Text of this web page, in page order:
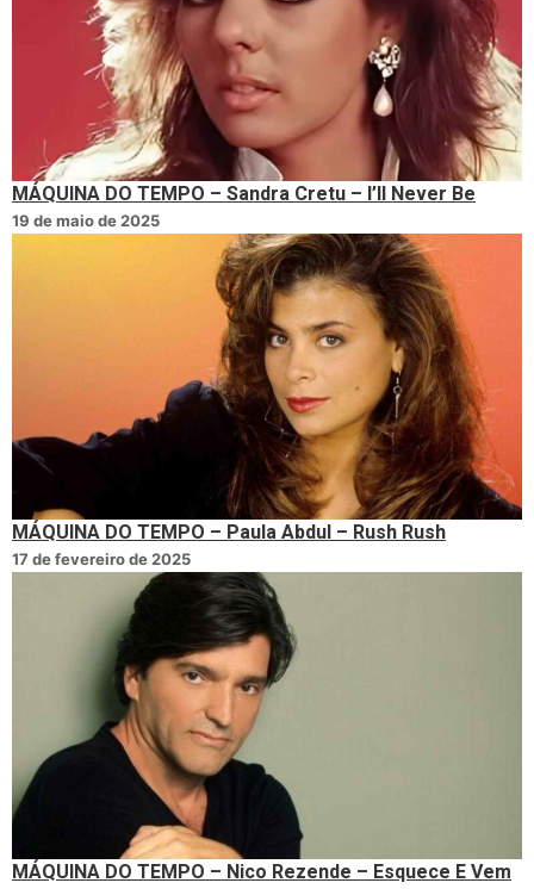
MÁQUINA DO TEMPO – Sandra Cretu – I’ll Never Be
19 de maio de 2025
MÁQUINA DO TEMPO – Paula Abdul – Rush Rush
17 de fevereiro de 2025
MÁQUINA DO TEMPO – Nico Rezende – Esquece E Vem